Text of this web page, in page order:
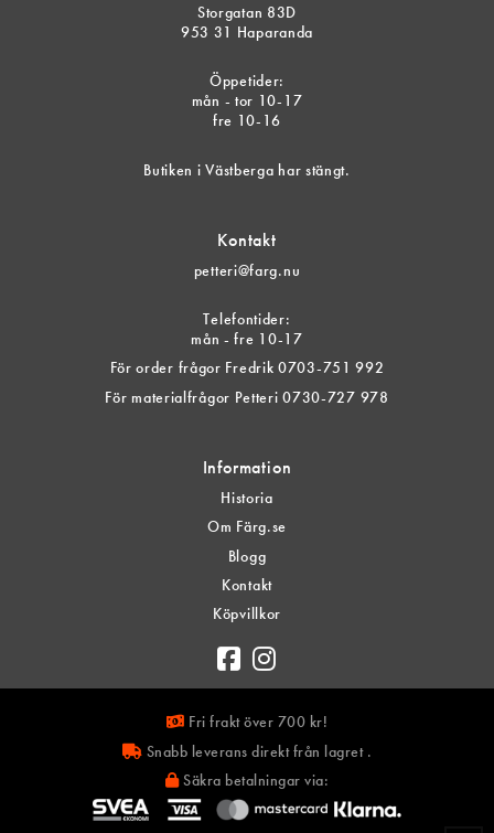
Storgatan 83D
953 31 Haparanda
Öppetider:
mån - tor 10-17
fre 10-16
Butiken i Västberga har stängt.
Kontakt
petteri@farg.nu
Telefontider:
mån - fre 10-17
För order frågor Fredrik 0703-751 992
För materialfrågor Petteri 0730-727 978
Information
Historia
Om Färg.se
Blogg
Kontakt
Köpvillkor
Fri frakt över 700 kr!
Snabb leverans direkt från lagret .
Säkra betalningar via: